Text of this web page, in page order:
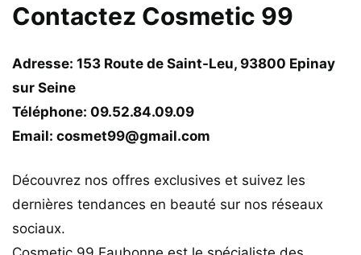
Contactez Cosmetic 99
Adresse: 153 Route de Saint-Leu, 93800 Epinay
sur Seine
Téléphone: 09.52.84.09.09
Email: cosmet99@gmail.com
Découvrez nos offres exclusives et suivez les
dernières tendances en beauté sur nos réseaux
sociaux.